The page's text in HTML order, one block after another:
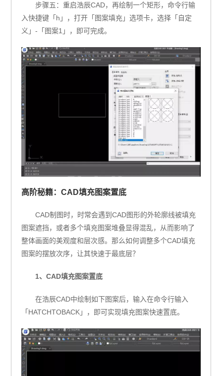
步骤五：重启浩辰CAD，再绘制一个矩形，命令行输
入快捷键「h」，打开「图案填充」选项卡，选择「自定
义」-「图案1」，即可完成。
高阶秘籍：CAD填充图案置底
CAD制图时，时常会遇到CAD图形的外轮廓线被填充
图案遮挡，或者多个填充图案堆叠显得混乱，从而影响了
整体画面的美观度和层次感。那么如何调整多个CAD填充
图案的摆放次序，让其快速于最底层？
1、CAD填充图案置底
在浩辰CAD中绘制如下图案后，输入在命令行输入
「HATCHTOBACK」，即可实现填充图案快速置底。